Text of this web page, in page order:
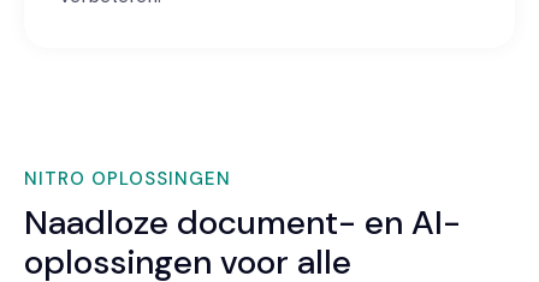
NITRO OPLOSSINGEN
Naadloze document- en AI-
oplossingen voor alle